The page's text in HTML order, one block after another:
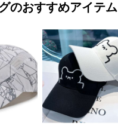
のおすすめアイテム